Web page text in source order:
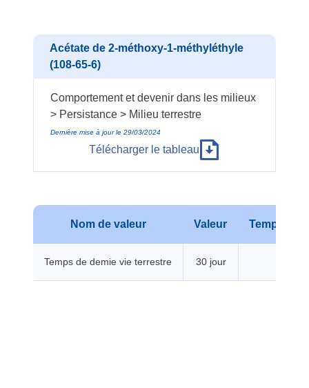
Acétate de 2-méthoxy-1-méthyléthyle
(108-65-6)
Comportement et devenir dans les milieux
> Persistance > Milieu terrestre
Dernière mise à jour le 29/03/2024
Télécharger le tableau
Nom de valeur Valeur
Temps de demie vie terrestre 30 jour